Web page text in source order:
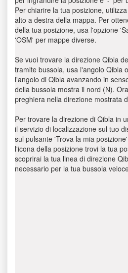
Per chiarire la tua posizione,
alto a destra della mappa. Per
della tua posizione, usa l'opzione
'OSM' per mappe diverse.
Se vuoi trovare la direzione Qibla
tramite bussola, usa l'angolo Qibla
l'angolo di Qibla avanzando in
della bussola mostra il nord (N).
preghiera nella direzione mostrata
Per trovare la direzione di Qibla in
il servizio di localizzazione sul tuo
sul pulsante 'Trova la mia
l'icona della posizione trovi la tua
scoprirai la tua linea di direzione
necessario per la tua bussola